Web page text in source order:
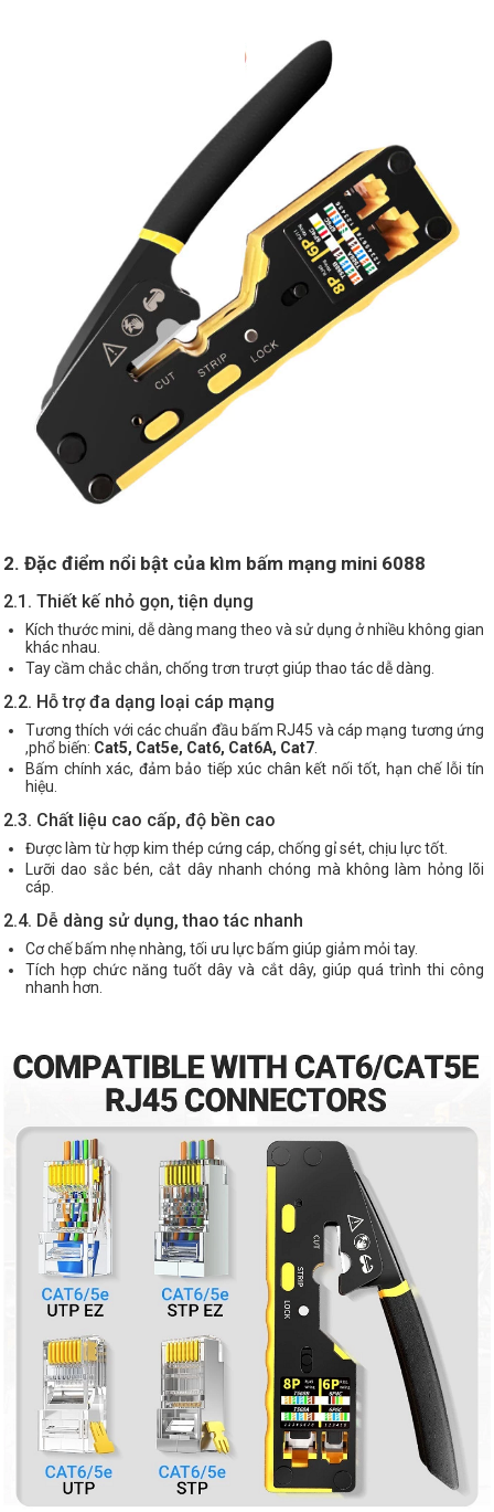
2. Đặc điểm nổi bật của kìm bấm mạng mini 6088
2.1. Thiết kế nhỏ gọn, tiện dụng
Kích thước mini, dễ dàng mang theo và sử dụng ở nhiều không gian
khác nhau.
Tay cầm chắc chắn, chống trơn trượt giúp thao tác dễ dàng.
2.2. Hỗ trợ đa dạng loại cáp mạng
Tương thích với các chuẩn đầu bấm RJ45 và cáp mạng tương ứng
,phổ biến: Cat5, Cat5e, Cat6, Cat6A, Cat7
Bấm chính xác, đảm bảo tiếp xúc chân kết nối tốt, hạn chế lỗi tín
hiệu.
2.3. Chất liệu cao cấp, độ bền cao
Được làm từ hợp kim thép cứng cáp, chống gỉ sét, chịu lực tốt.
Lưỡi dao sắc bén, cắt dây nhanh chóng mà không làm hỏng lõi
cáp.
2.4. Dễ dàng sử dụng, thao tác nhanh
Cơ chế bấm nhẹ nhàng, tối ưu lực bấm giúp giảm mỏi tay.
Tích hợp chức năng tuốt dây và cắt dây, giúp quá trình thi công
nhanh hơn.